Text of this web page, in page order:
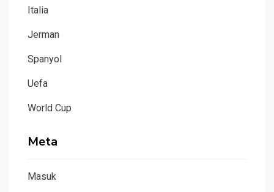
Italia
Jerman
Spanyol
Uefa
World Cup
Meta
Masuk